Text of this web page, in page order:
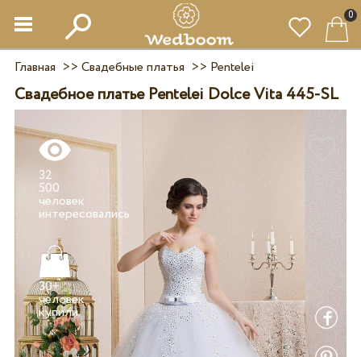
0
Главная >> Свадебные платья >> Pentelei
Свадебное платье Pentelei Dolce Vita 445-SL
32
500
человек
30+
человек
купили